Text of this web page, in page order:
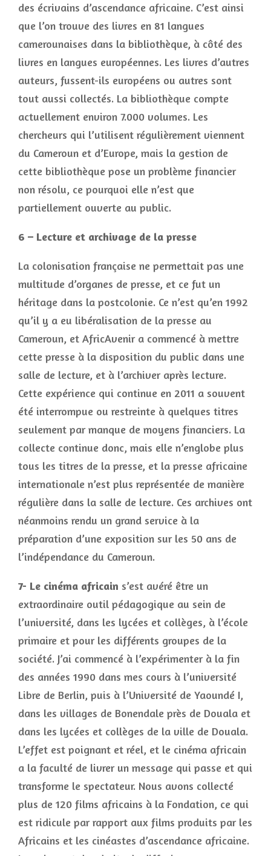
des écrivains d’ascendance africaine. C’est ainsi
que l’on trouve des livres en 81 langues
camerounaises dans la bibliothèque, à côté des
livres en langues européennes. Les livres d’autres
auteurs, fussent-ils européens ou autres sont
tout aussi collectés. La bibliothèque compte
actuellement environ 7.000 volumes. Les
chercheurs qui l’utilisent régulièrement viennent
du Cameroun et d’Europe, mais la gestion de
cette bibliothèque pose un problème financier
non résolu, ce pourquoi elle n’est que
partiellement ouverte au public.
6 – Lecture et archivage de la presse
La colonisation française ne permettait pas une
multitude d’organes de presse, et ce fut un
héritage dans la postcolonie. Ce n’est qu’en 1992
qu’il y a eu libéralisation de la presse au
Cameroun, et AfricAvenir a commencé à mettre
cette presse à la disposition du public dans une
salle de lecture, et à l’archiver après lecture.
Cette expérience qui continue en 2011 a souvent
été interrompue ou restreinte à quelques titres
seulement par manque de moyens financiers. La
collecte continue donc, mais elle n’englobe plus
tous les titres de la presse, et la presse africaine
internationale n’est plus représentée de manière
régulière dans la salle de lecture. Ces archives ont
néanmoins rendu un grand service à la
préparation d’une exposition sur les 50 ans de
l’indépendance du Cameroun.
7- Le cinéma africain s’est avéré être un
extraordinaire outil pédagogique au sein de
l’université, dans les lycées et collèges, à l’école
primaire et pour les différents groupes de la
société. J’ai commencé à l’expérimenter à la fin
des années 1990 dans mes cours à l’université
Libre de Berlin, puis à l’Université de Yaoundé I,
dans les villages de Bonendale près de Douala et
dans les lycées et collèges de la ville de Douala.
L’effet est poignant et réel, et le cinéma africain
a la faculté de livrer un message qui passe et qui
transforme le spectateur. Nous avons collecté
plus de 120 films africains à la Fondation, ce qui
est ridicule par rapport aux films produits par les
Africains et les cinéastes d’ascendance africaine.